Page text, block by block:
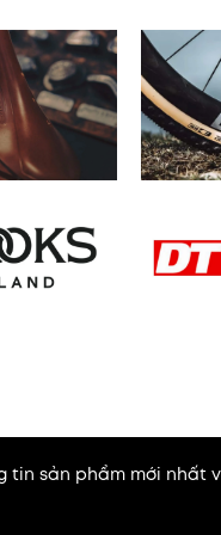
tin sản phẩm mới nhất